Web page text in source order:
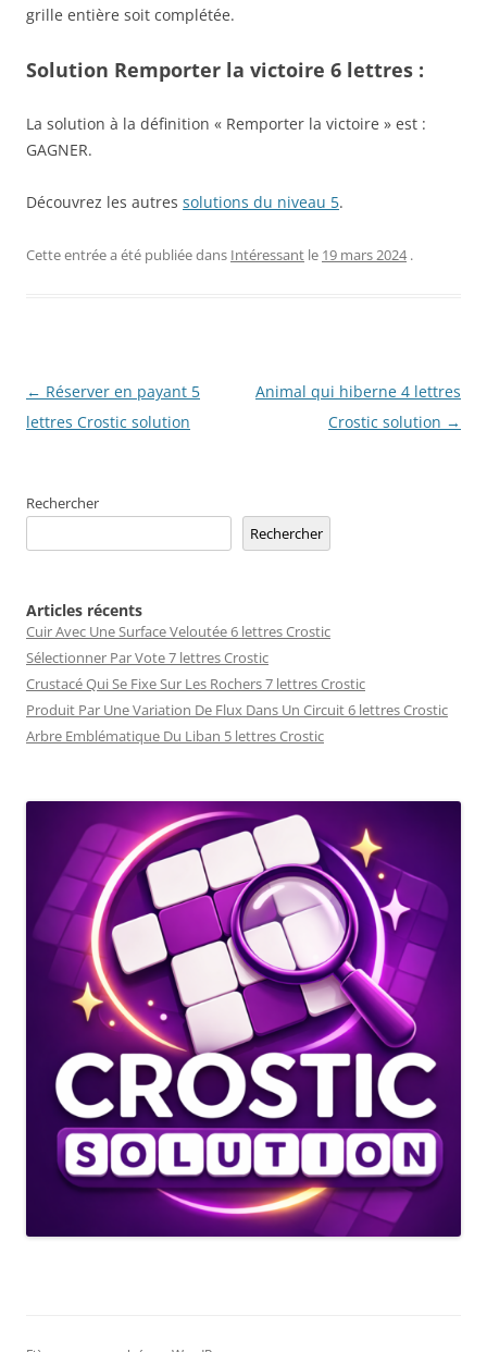
grille entière soit complétée.
Solution Remporter la victoire 6 lettres :
La solution à la définition « Remporter la victoire » est :
GAGNER.
Découvrez les autres solutions du niveau 5.
Cette entrée a été publiée dans Intéressant le 19 mars 2024 .
Navigation
des
← Réserver en payant 5
lettres Crostic solution
Animal qui hiberne 4 lettres
Crostic solution →
Rechercher
Rechercher
Articles récents
Cuir Avec Une Surface Veloutée 6 lettres Crostic
Sélectionner Par Vote 7 lettres Crostic
Crustacé Qui Se Fixe Sur Les Rochers 7 lettres Crostic
Produit Par Une Variation De Flux Dans Un Circuit 6 lettres Crostic
Arbre Emblématique Du Liban 5 lettres Crostic